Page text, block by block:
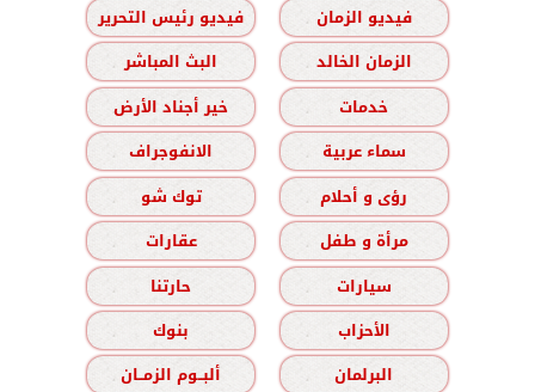
فيديو الزمان
فيديو رئيس التحرير
الزمان الخالد
البث المباشر
خدمات
خير أجناد الأرض
سماء عربية
الانفوجراف
رؤى و أحلام
توك شو
مرأة و طفل
عقارات
سيارات
حارتنا
الأحزاب
بنوك
البرلمان
ألبــوم الزمــان